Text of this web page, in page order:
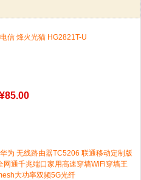
电信 烽火光猫 HG2821T-U
¥85.00
华为 无线路由器TC5206 联通移动定制版
网通千兆端口家用高速穿墙WiFi穿墙王
大功率双频5G光纤